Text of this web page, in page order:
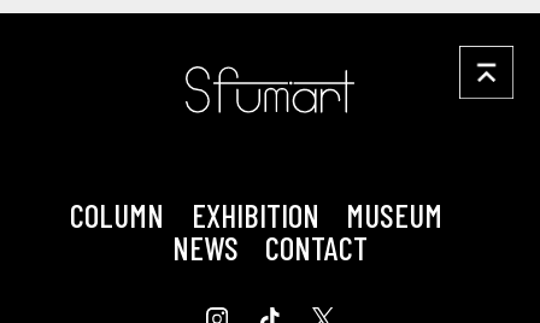
COLUMN EXHIBITION
MUSEUM
NEWS
CONTACT